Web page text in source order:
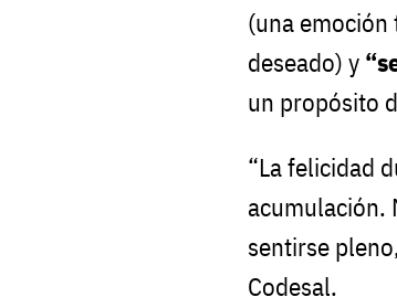
(una
deseado) y
un propósito
“La felicidad
acumulación.
sentirse
Codesal.